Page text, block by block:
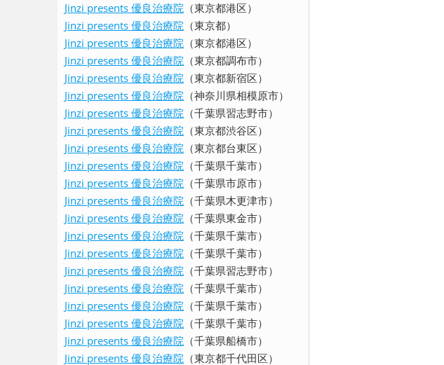
Jinzi presents 優良治療院 （東京都港区）
Jinzi presents 優良治療院 （東京都）
Jinzi presents 優良治療院 （東京都港区）
Jinzi presents 優良治療院 （東京都調布市）
Jinzi presents 優良治療院 （東京都新宿区）
Jinzi presents 優良治療院 （神奈川県相模原市）
Jinzi presents 優良治療院 （千葉県習志野市）
Jinzi presents 優良治療院 （東京都渋谷区）
Jinzi presents 優良治療院 （東京都台東区）
Jinzi presents 優良治療院 （千葉県千葉市）
Jinzi presents 優良治療院 （千葉県市原市）
Jinzi presents 優良治療院 （千葉県木更津市）
Jinzi presents 優良治療院 （千葉県東金市）
Jinzi presents 優良治療院 （千葉県千葉市）
Jinzi presents 優良治療院 （千葉県千葉市）
Jinzi presents 優良治療院 （千葉県習志野市）
Jinzi presents 優良治療院 （千葉県千葉市）
Jinzi presents 優良治療院 （千葉県千葉市）
Jinzi presents 優良治療院 （千葉県千葉市）
Jinzi presents 優良治療院 （千葉県船橋市）
Jinzi presents 優良治療院 （東京都千代田区）